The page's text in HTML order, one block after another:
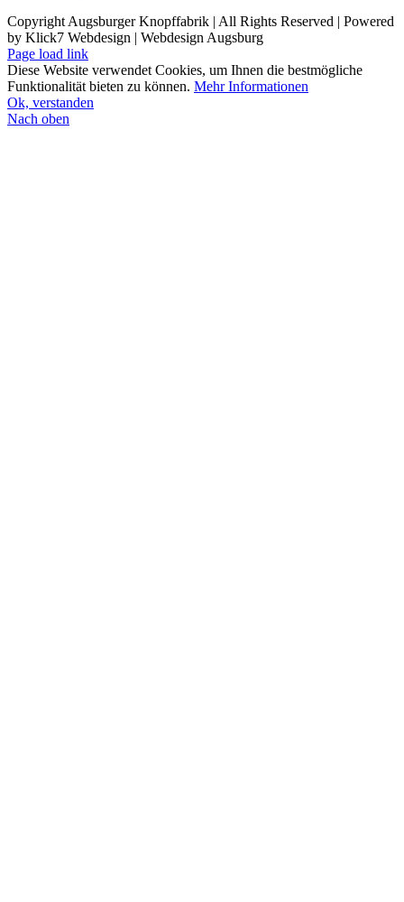
Copyright Augsburger Knopffabrik | All Rights Reserved | Powered
by Klick7 Webdesign | Webdesign Augsburg
Page load link
Diese Website verwendet Cookies, um Ihnen die bestmögliche
Funktionalität bieten zu können. Mehr Informationen
Ok, verstanden
Nach oben